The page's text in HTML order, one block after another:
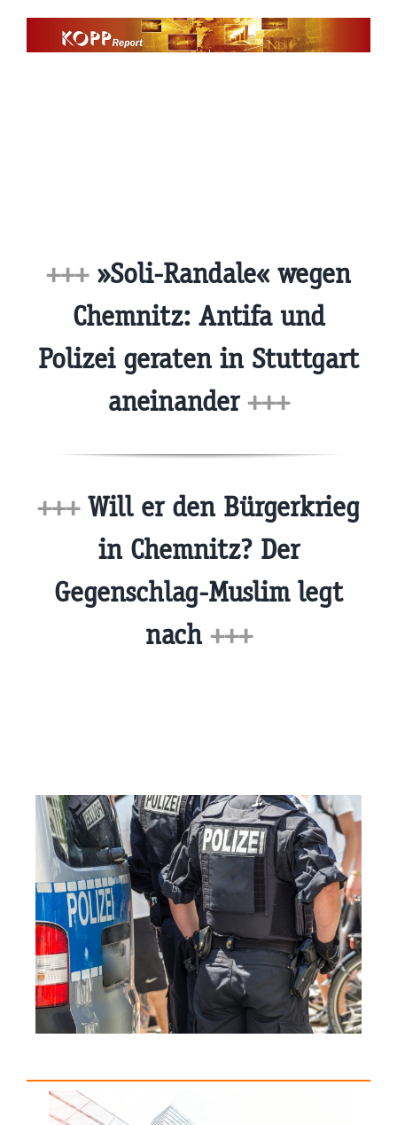
+++»Soli-Randale« wegen
Chemnitz: Antifa und
Polizei geraten in Stuttgart
aneinander+++
+++Will er den Bürgerkrieg
in Chemnitz? Der
Gegenschlag-Muslim legt
nach +++